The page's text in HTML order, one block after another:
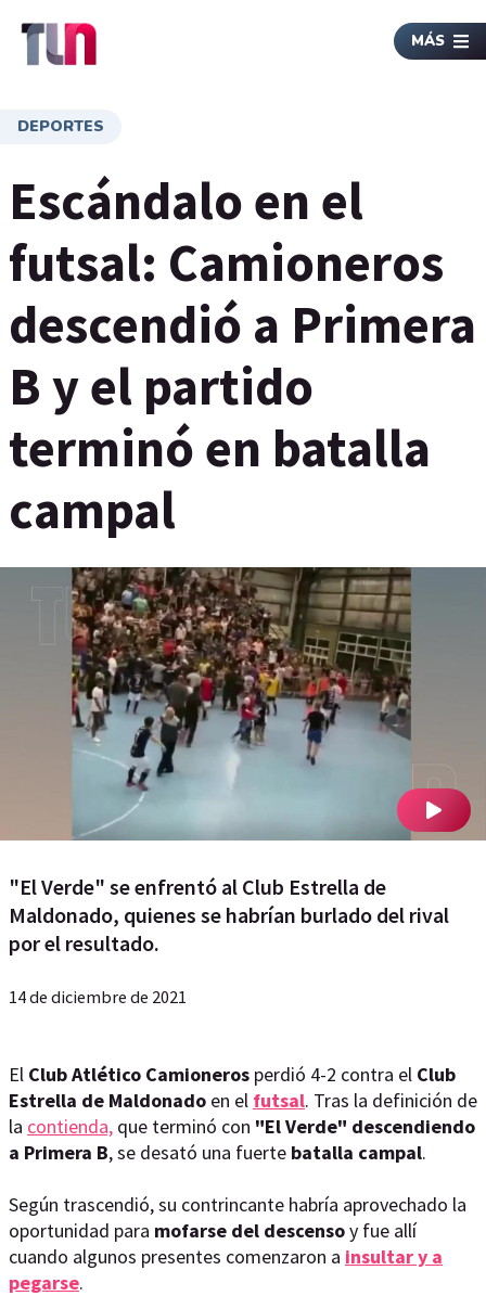
MÁS
DEPORTES
Escándalo en el
futsal: Camioneros
descendió a Primera
B y el partido
terminó en batalla
campal
"El Verde" se enfrentó al Club Estrella de
Maldonado, quienes se habrían burlado del rival
por el resultado.
14 de diciembre de 2021
El Club Atlético Camioneros perdió 4-2 contra el Club
Estrella de Maldonado en el futsal. Tras la definición de
la contienda, que terminó con "El Verde" descendiendo
a Primera B, se desató una fuerte batalla campal.
Según trascendió, su contrincante habría aprovechado la
oportunidad para mofarse del descensoy fue allí
cuando algunos presentes comenzaron a insultar y a
pegarse.